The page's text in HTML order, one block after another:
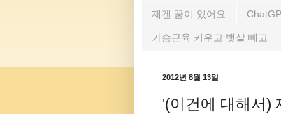
제겐 꿈이 있어요
가슴근육 키우고 뱃살 빼고
2012년 8월 13일
'(이건에 대해서)